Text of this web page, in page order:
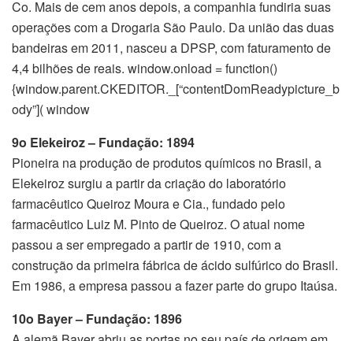
Co. Mais de cem anos depois, a companhia fundiria suas
operações com a Drogaria São Paulo. Da união das duas
bandeiras em 2011, nasceu a DPSP, com faturamento de
4,4 bilhões de reais. window.onload = function()
{window.parent.CKEDITOR._[“contentDomReadypicture_b
ody”]( window
9o Elekeiroz – Fundação: 1894
Pioneira na produção de produtos químicos no Brasil, a
Elekeiroz surgiu a partir da criação do laboratório
farmacêutico Queiroz Moura e Cia., fundado pelo
farmacêutico Luiz M. Pinto de Queiroz. O atual nome
passou a ser empregado a partir de 1910, com a
construção da primeira fábrica de ácido sulfúrico do Brasil.
Em 1986, a empresa passou a fazer parte do grupo Itaúsa.
10o Bayer – Fundação: 1896